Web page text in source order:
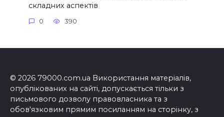
складних аспектів
0 390
© 2026 79000.com.ua Використання матеріалів,
опублікованих на сайті, допускається тільки з
письмового дозволу правовласника та з
обов'язковим прямим посиланням на сторінку, з